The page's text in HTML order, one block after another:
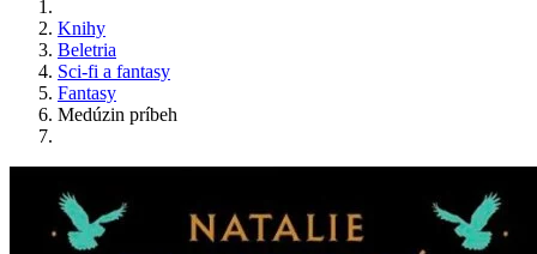
Knihy
Beletria
Sci-fi a fantasy
Fantasy
Medúzin príbeh